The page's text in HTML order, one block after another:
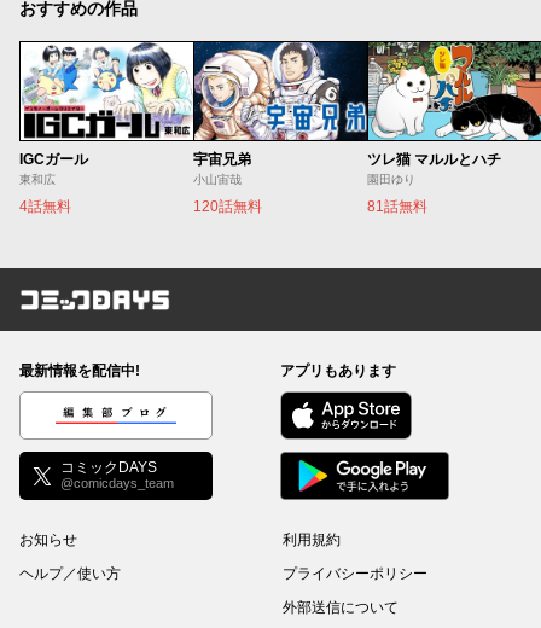
おすすめの作品
IGCガール
東和広
4話無料
宇宙兄弟
小山宙哉
120話無料
ツレ猫 マルルとハチ
園田ゆり
81話無料
コミックDAYS
最新情報を配信中!
編集部ブログ
コミックDAYS
@comicdays_team
アプリもあります
お知らせ
ヘルプ／使い方
利用規約
プライバシーポリシー
外部送信について